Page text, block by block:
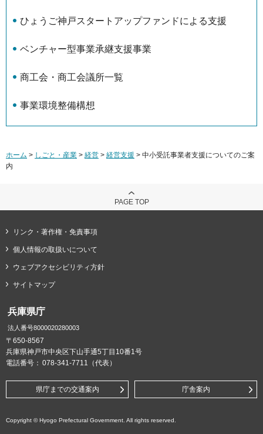
ひょうご神戸スタートアップファンドによる支援
ベンチャー型事業承継支援事業
商工会・商工会議所一覧
事業環境整備構想
ホーム > しごと・産業 > 経営 > 経営支援 > 中小受託事業者支援についてのご案
内
PAGE TOP
リンク・著作権・免責事項
個人情報の取扱いについて
ウェブアクセシビリティ方針
サイトマップ
兵庫県庁
法人番号8000020280003
〒650-8567
兵庫県神戸市中央区下山手通5丁目10番1号
電話番号： 078-341-7711（代表）
県庁までの交通案内 庁舎案内
Copyright © Hyogo Prefectural Government. All rights reserved.